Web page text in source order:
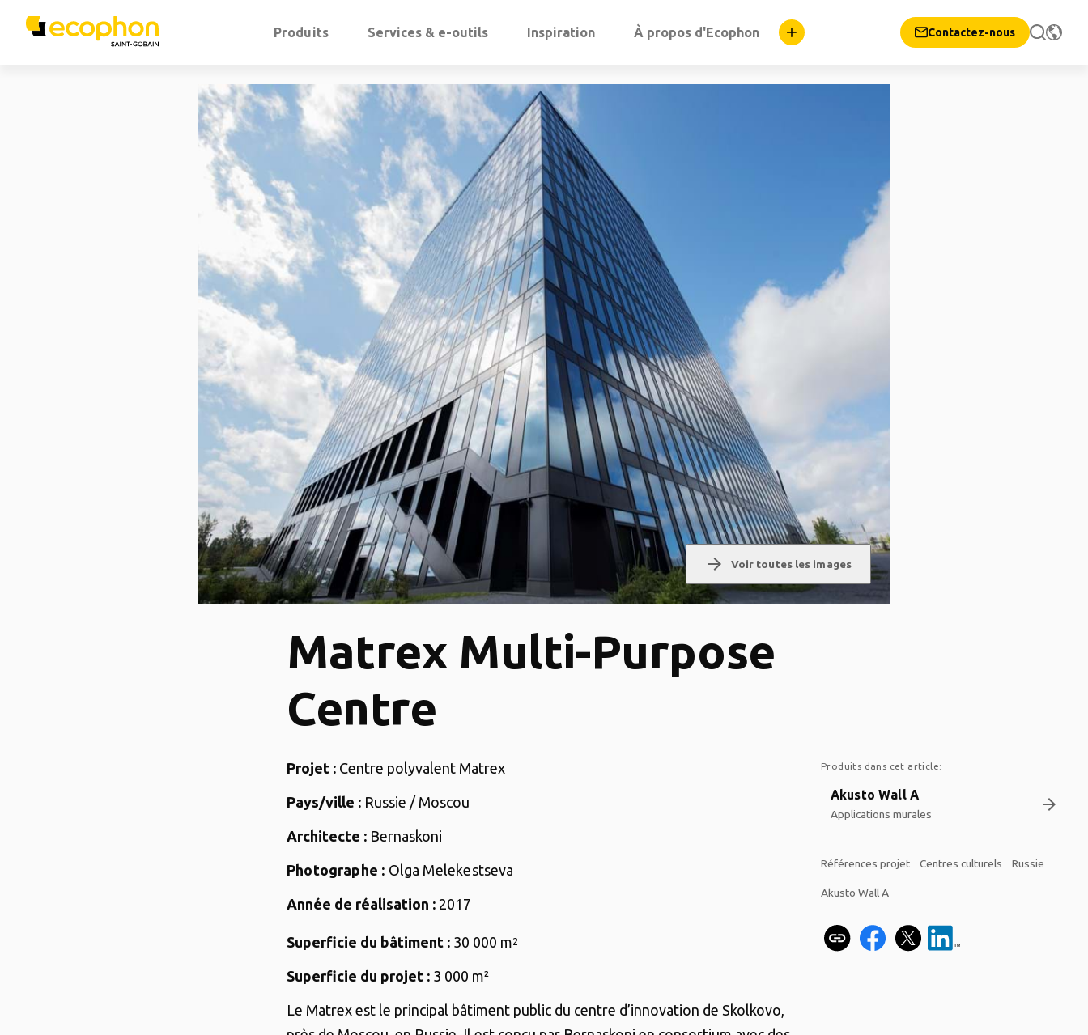
Produits Services & e-outils Inspiration À propos d'Ecophon Contactez-nous
arrow_forward Voir toutes les images
Matrex Multi-Purpose
Centre
Projet : Centre polyvalent Matrex
Pays/ville : Russie / Moscou
Architecte : Bernaskoni
Photographe : Olga Melekestseva
Année de réalisation : 2017
Superficie du bâtiment : 30 000 m2
Superficie du projet : 3 000 m²
Le Matrex est le principal bâtiment public du centre d’innovation de Skolkovo,
Produits dans cet article:
Akusto Wall A
Applications murales arrow_forward
Références projet Centres culturels Russie
Akusto Wall A